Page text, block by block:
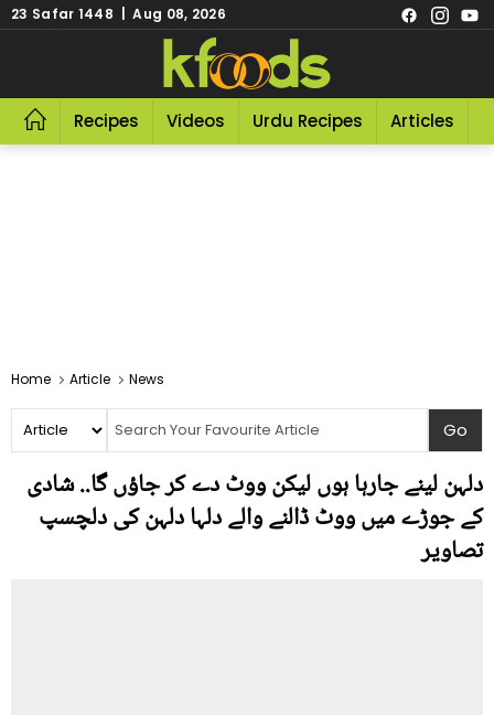
23 Safar 1448 | Aug 08, 2026
Recipes Videos Urdu Recipes Articles
Home Article News
دلہن لینے جارہا ہوں لیکن ووٹ دے کر جاؤں گا.. شادی
کے جوڑے میں ووٹ ڈالنے والے دلہا دلہن کی دلچسپ
تصاویر